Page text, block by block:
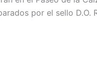
por el sello D.O.